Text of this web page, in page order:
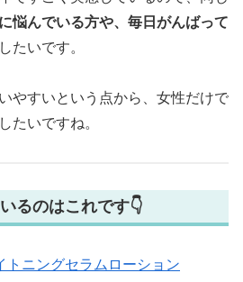
悩んでいる方や、毎日がんばって
たいです。
やすいという点から、女性だけで
たいですね。
るのはこれです👇
トニングセラムローション